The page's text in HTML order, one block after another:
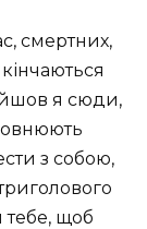
смертних,
я сюди,
з собою,
щоб